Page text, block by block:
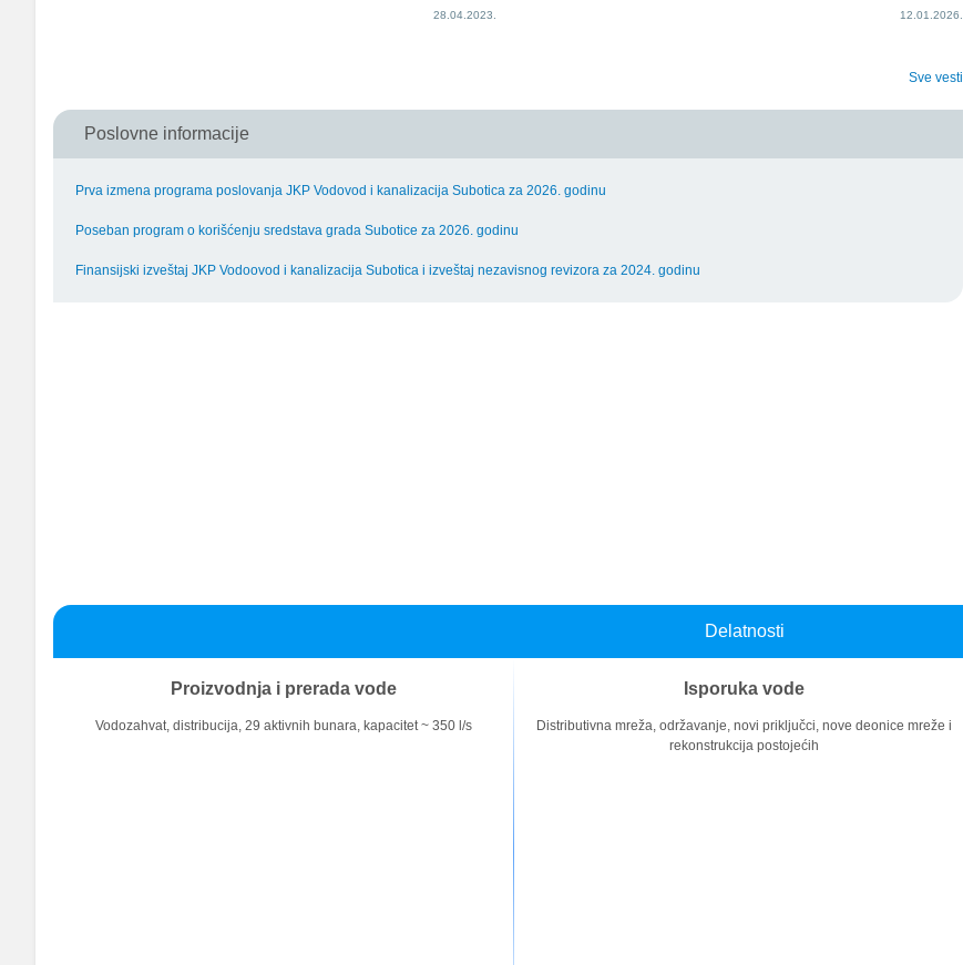
28.04.2023. 12.01.2026.
Sve vesti
Poslovne informacije
Prva izmena programa poslovanja JKP Vodovod i kanalizacija Subotica za 2026. godinu
Poseban program o korišćenju sredstava grada Subotice za 2026. godinu
Finansijski izveštaj JKP Vodoovod i kanalizacija Subotica i izveštaj nezavisnog revizora za 2024. godinu
Delatnosti
Proizvodnja i prerada vode
Vodozahvat, distribucija, 29 aktivnih bunara, kapacitet ~ 350 l/s
Isporuka vode
Distributivna mreža, održavanje, novi priključci, nove deonice mreže i
rekonstrukcija postojećih